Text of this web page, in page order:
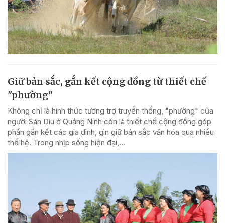
Giữ bản sắc, gắn kết cộng đồng từ thiết chế
"phường"
Không chỉ là hình thức tương trợ truyền thống, "phường" của
người Sán Dìu ở Quảng Ninh còn là thiết chế cộng đồng góp
phần gắn kết các gia đình, gìn giữ bản sắc văn hóa qua nhiều
thế hệ. Trong nhịp sống hiện đại,...